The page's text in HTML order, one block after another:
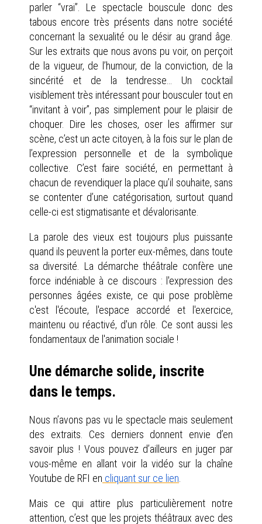
parler “vrai”. Le spectacle bouscule donc des
tabous encore très présents dans notre société
concernant la sexualité ou le désir au grand âge.
Sur les extraits que nous avons pu voir, on perçoit
de la vigueur, de l’humour, de la conviction, de la
sincérité et de la tendresse… Un cocktail
visiblement très intéressant pour bousculer tout en
“invitant à voir”, pas simplement pour le plaisir de
choquer. Dire les choses, oser les affirmer sur
scène, c’est un acte citoyen, à la fois sur le plan de
l’expression personnelle et de la symbolique
collective. C’est faire société, en permettant à
chacun de revendiquer la place qu’il souhaite, sans
se contenter d’une catégorisation, surtout quand
celle-ci est stigmatisante et dévalorisante.
La parole des vieux est toujours plus puissante
quand ils peuvent la porter eux-mêmes, dans toute
sa diversité. La démarche théâtrale confère une
force indéniable à ce discours : l'expression des
personnes âgées existe, ce qui pose problème
c'est l'écoute, l'espace accordé et l'exercice,
maintenu ou réactivé, d'un rôle. Ce sont aussi les
fondamentaux de l'animation sociale !
Une démarche solide, inscrite
dans le temps.
Nous n’avons pas vu le spectacle mais seulement
des extraits. Ces derniers donnent envie d’en
savoir plus ! Vous pouvez d’ailleurs en juger par
vous-même en allant voir la vidéo sur la chaîne
Youtube de RFI en cliquant sur ce lien
Mais ce qui attire plus particulièrement notre
attention, c’est que les projets théâtraux avec des